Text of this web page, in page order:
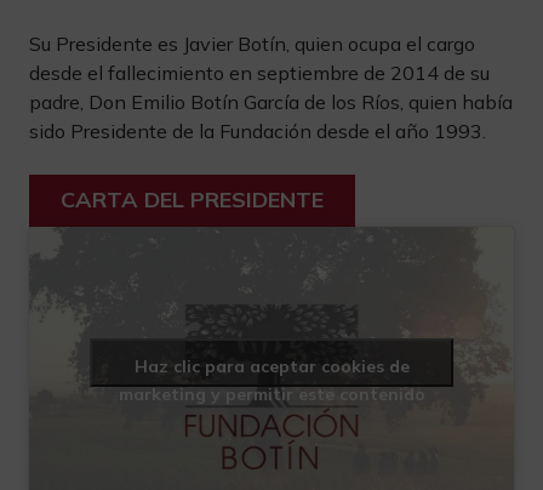
Su Presidente es Javier Botín, quien ocupa el cargo
desde el fallecimiento en septiembre de 2014 de su
padre, Don Emilio Botín García de los Ríos, quien había
sido Presidente de la Fundación desde el año 1993.
CARTA DEL PRESIDENTE
Haz clic para aceptar cookies de
marketing y permitir este contenido